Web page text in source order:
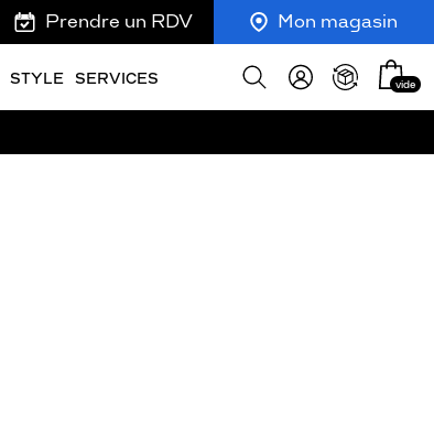
Prendre un RDV Mon magasin
STYLE SERVICES
Afficher
Mon
panier
vide